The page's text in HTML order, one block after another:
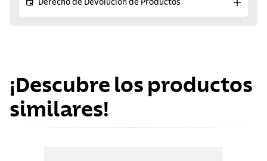
Derecho de Devolución de Productos
¡Descubre los productos
similares!